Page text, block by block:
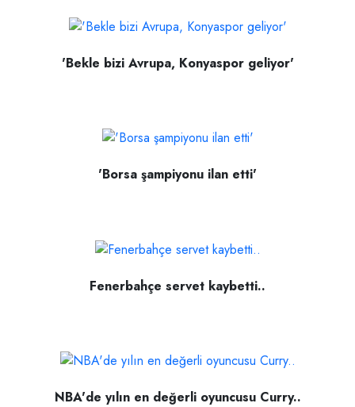
'Bekle bizi Avrupa, Konyaspor geliyor'
'Borsa şampiyonu ilan etti'
Fenerbahçe servet kaybetti..
NBA'de yılın en değerli oyuncusu Curry..